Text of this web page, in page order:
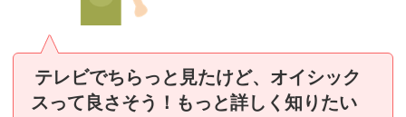
テレビでちらっと見たけど、オイシック
スって良さそう！もっと詳しく知りたい